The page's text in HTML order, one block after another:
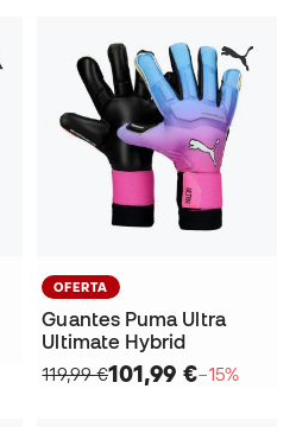
OFERTA
Guantes Puma Ultra
Ultimate Hybrid
119,99 €101,99 €−15%